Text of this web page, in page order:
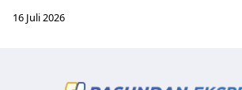
16 Juli 2026